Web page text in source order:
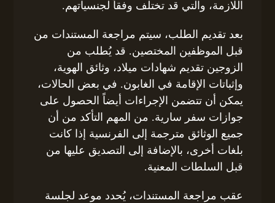
اللازمة، والتي قد تختلف وفقاً لجنسياتهم.
بعد تقديم الطلب، سيتم مراجعة المستندات من
قبل الموظفين المختصين. قد يُطلب من
الزوجين تقديم شهادات ميلاد، وثائق الهوية،
وإثباتات الإقامة في الغابون. في بعض الحالات،
يمكن أن تتضمن الإجراءات أيضاً الحصول على
جوازات سفر سارية. من المهم التأكد من أن
جميع الوثائق مترجمة إلى الفرنسية إذا كانت
بلغات أخرى، بالإضافة إلى التصديق عليها من
قبل السلطات المعنية.
عقب مراجعة المستندات، يُحدد موعد لجلسة